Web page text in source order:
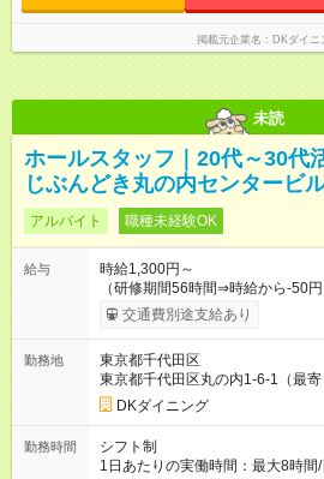
掲載元企業名 DKダイニ
未読
ホールスタッフ｜20代～30代
じぶんどき丸の内センタービ
アルバイト 職種未経験OK
給与
時給1,300円～
（研修期間56時間⇒時給から-50
ナーになったら…通常時給+300円
■系列店で使える社割あり ■友人
万7600円 ・N１レベル程度の日本語力をお持ちの方（会話力・
読解力）※業務上の理解・指示が
This is a job providing customer service
間】試用期間なし
交通費別途支給あり
勤務地
東京都千代田区
東京都千代田区丸の内1-6-1（最寄
DKダイニング
勤務時間
シフト制
1日あたりの実働時間：最大8時間